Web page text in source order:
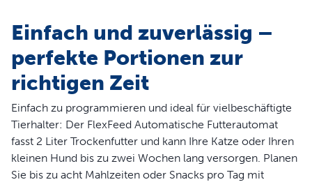
Einfach und zuverlässig –
perfekte Portionen zur
richtigen Zeit
Einfach zu programmieren und ideal für vielbeschäftigte
Tierhalter: Der FlexFeed Automatische Futterautomat
fasst 2 Liter Trockenfutter und kann Ihre Katze oder Ihren
kleinen Hund bis zu zwei Wochen lang versorgen. Planen
Sie bis zu acht Mahlzeiten oder Snacks pro Tag mit